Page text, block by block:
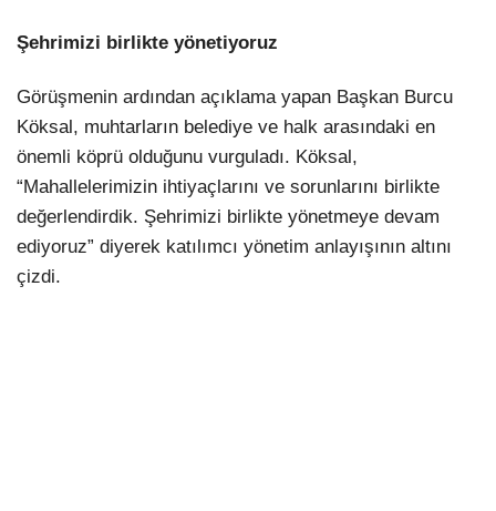
Şehrimizi birlikte yönetiyoruz
Görüşmenin ardından açıklama yapan Başkan Burcu
Köksal, muhtarların belediye ve halk arasındaki en
önemli köprü olduğunu vurguladı. Köksal,
“Mahallelerimizin ihtiyaçlarını ve sorunlarını birlikte
değerlendirdik. Şehrimizi birlikte yönetmeye devam
ediyoruz” diyerek katılımcı yönetim anlayışının altını
çizdi.